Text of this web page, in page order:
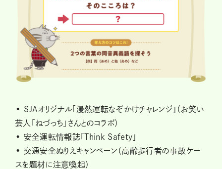
• SJAオリジナル「漫然運転なぞかけチャレンジ」（お笑い
芸人「ねづっち」さんとのコラボ）
• 安全運転情報誌「Think Safety」
• 交通安全ぬりえキャンペーン（高齢歩行者の事故ケー
スを題材に注意喚起）